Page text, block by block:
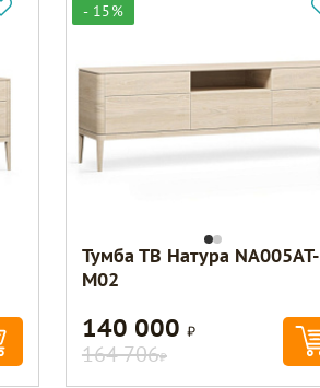
- 15%
Тумба ТВ Натура NA005AT-
M02
140 000 Р
164 706Р